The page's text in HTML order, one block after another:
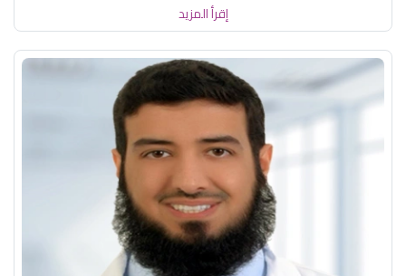
إقرأ المزيد